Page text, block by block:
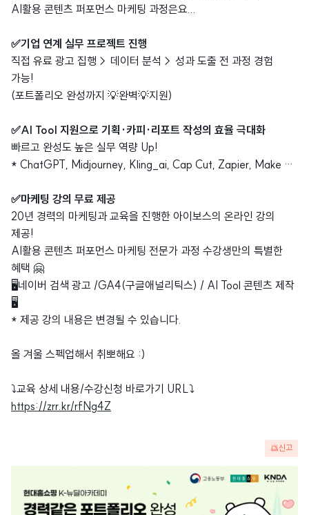
AI활용 콘텐츠 퍼포먼스 마케팅 과정은요...
✅기업 연계 실무 프로젝트 진행
직접 유료 광고 집행→ 데이터 분석→ 성과 도출 전 과정 경험
가능!
(포트폴리오 완성까지 💡완벽💡지원)
✅AI Tool 지원으로 기획·카피·리포트 작성의 효율 극대화
빠르고 완성도 높은 실무 역량 Up!
* ChatGPT, Midjourney, Kling_ai, Cap Cut, Zapier, Make …
✅마케팅 강의 무료 제공
20년 경력의 마케팅과 교육을 진행한 아이보스의 온라인 강의
제공!
AI활용 콘텐츠 퍼포먼스 마케팅 전문가 과정 수강생만의 특별한
혜택 🤗
🖥️네이버 검색 광고 /GA4(구글애널리틱스) / AI Tool 콘텐츠 제작
🖥️
* 제공 강의 내용은 변경될 수 있습니다.
올 겨울 스펙업해서 취뽀해요 :)
⤵️교육 상세 내용/수강신청 바로가기 URL⤵️
https://zrr.kr/rfNg4Z
신고